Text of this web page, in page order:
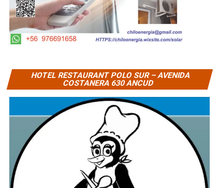
HOTEL RESTAURANT POLO SUR – AVENIDA
COSTANERA 630 ANCUD